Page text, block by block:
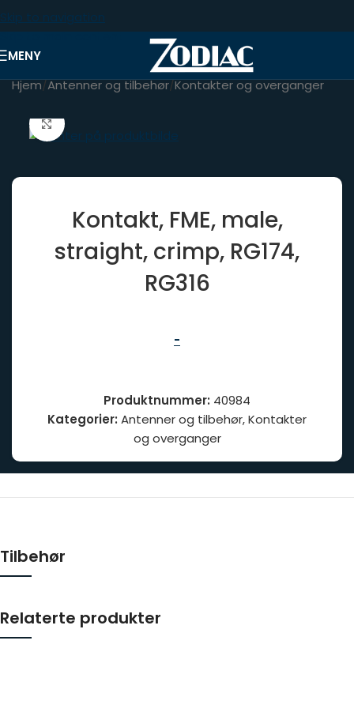
Skip to navigation
Skip to main content
MENY
Hjem/Antenner og tilbehør/Kontakter og overganger
Click to enlarge
Kontakt, FME, male,
straight, crimp, RG174,
RG316
-
Produktnummer: 40984
Kategorier: Antenner og tilbehør,Kontakter
og overganger
Tilbehør
Relaterte produkter